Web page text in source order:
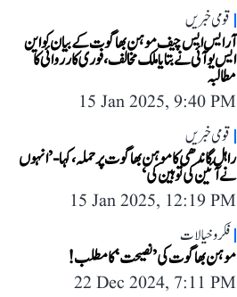
قومی خبریں
آر ایس ایس چیف موہن بھاگوت کے بیان کو این
ایس یو آئی نے بتایا ملک مخالف، فوری کارروائی کا
مطالبہ
15 Jan 2025, 9:40 PM
قومی خبریں
راہل گاندھی کا موہن بھاگوت پر حملہ، کہا- ’انہوں
نے آئین کی توہین کی‘
15 Jan 2025, 12:19 PM
فکر و خیالات
موہن بھاگوت کی ’نصیحت‘ کا مطلب!
22 Dec 2024, 7:11 PM